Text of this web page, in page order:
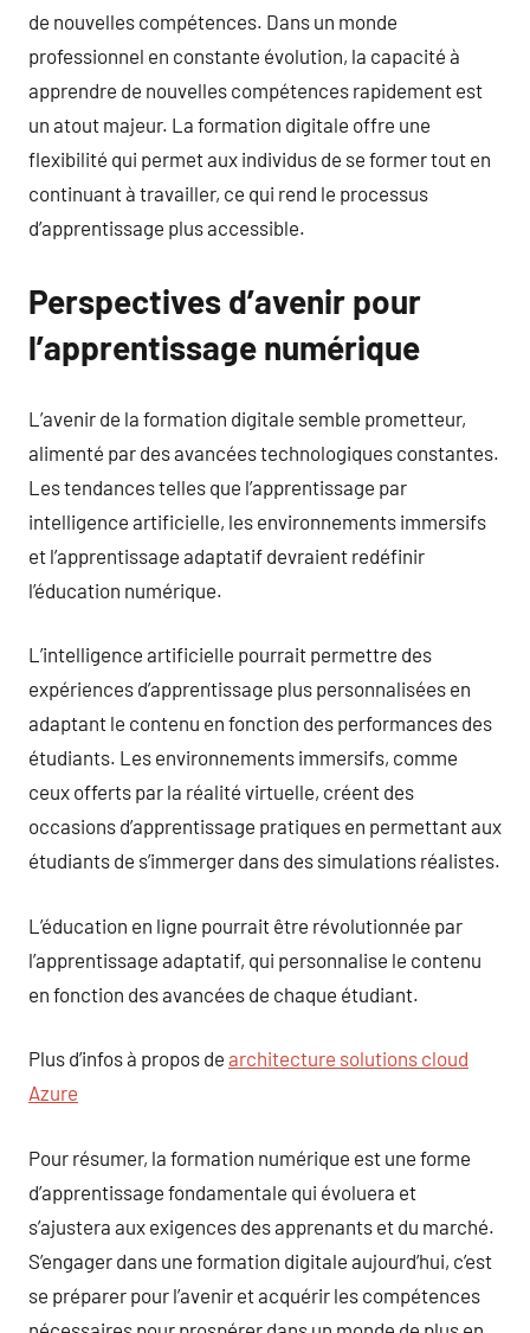
de nouvelles compétences. Dans un monde
professionnel en constante évolution, la capacité à
apprendre de nouvelles compétences rapidement est
un atout majeur. La formation digitale offre une
flexibilité qui permet aux individus de se former tout en
continuant à travailler, ce qui rend le processus
d’apprentissage plus accessible.
Perspectives d’avenir pour
l’apprentissage numérique
L’avenir de la formation digitale semble prometteur,
alimenté par des avancées technologiques constantes.
Les tendances telles que l’apprentissage par
intelligence artificielle, les environnements immersifs
et l’apprentissage adaptatif devraient redéfinir
l’éducation numérique.
L’intelligence artificielle pourrait permettre des
expériences d’apprentissage plus personnalisées en
adaptant le contenu en fonction des performances des
étudiants. Les environnements immersifs, comme
ceux offerts par la réalité virtuelle, créent des
occasions d’apprentissage pratiques en permettant aux
étudiants de s’immerger dans des simulations réalistes.
L’éducation en ligne pourrait être révolutionnée par
l’apprentissage adaptatif, qui personnalise le contenu
en fonction des avancées de chaque étudiant.
Plus d’infos à propos de architecture solutions cloud
Azure
Pour résumer, la formation numérique est une forme
d’apprentissage fondamentale qui évoluera et
s’ajustera aux exigences des apprenants et du marché.
S’engager dans une formation digitale aujourd’hui, c’est
se préparer pour l’avenir et acquérir les compétences